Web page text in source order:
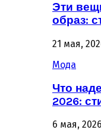
Эти
образ:
21 мая,
Мода
Что
2026:
6 мая, 2026